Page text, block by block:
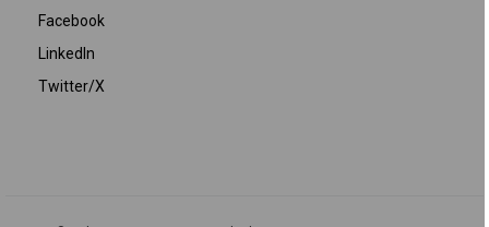
Facebook
LinkedIn
Twitter/X